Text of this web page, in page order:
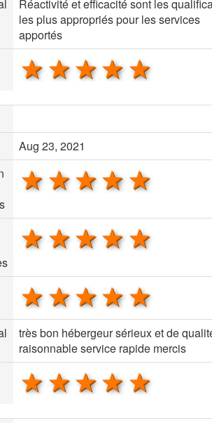
Réactivité et efficacité sont les
les plus appropriés pour les services
apportés
4 stars
3 stars
2 stars
1 star
Aug 23, 2021
4 stars
3 stars
2 stars
1 star
4 stars
3 stars
2 stars
1 star
4 stars
3 stars
2 stars
1 star
très bon hébergeur sérieux et de
raisonnable service rapide mercis
4 stars
3 stars
2 stars
1 star